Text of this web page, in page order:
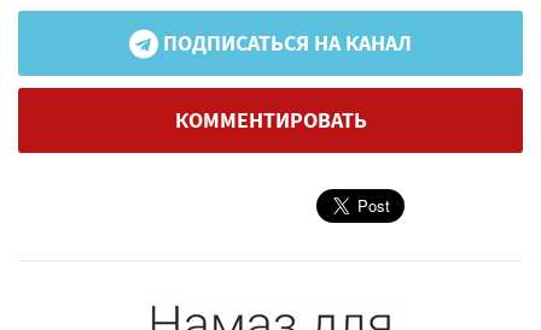
ПОДПИСАТЬСЯ НА КАНАЛ
КОММЕНТИРОВАТЬ